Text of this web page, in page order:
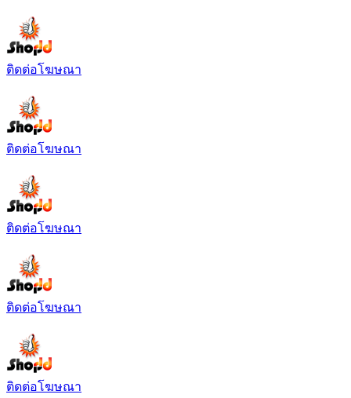
ติดต่อโฆษณา
ติดต่อโฆษณา
ติดต่อโฆษณา
ติดต่อโฆษณา
ติดต่อโฆษณา